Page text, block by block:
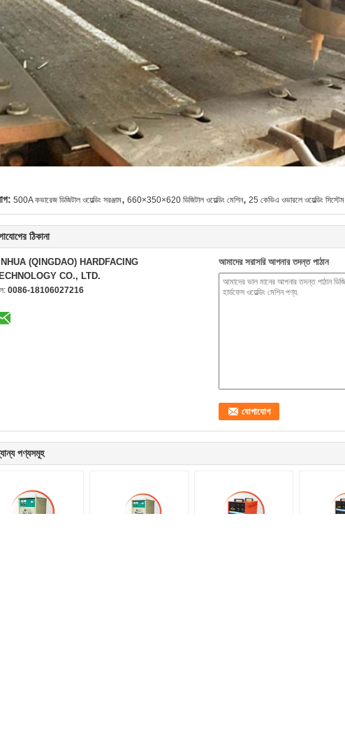
500A কভারেজ ডিজিটাল ওয়েল্ডিং সরঞ্জাম, 660×350×620 ডিজিটাল ওয়েল্ডিং মেশিন, 25 কেভিএ ওভারলে ওয়েল্ডিং সিস্টেম
ঠিকানা
(QINGDAO) HARDFACING
CO., LTD.
0086-18106027216
আমাদের সরাসরি আপনার তদন্ত পাঠান
পণ্যসমূহ